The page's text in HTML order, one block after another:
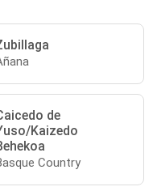
de
Kaizedo
Country